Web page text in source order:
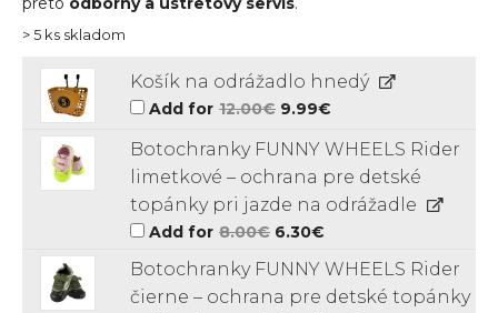
> 5 ks skladom
Košík na odrážadlo hnedý
Add for 12.00€ Original
price
12.00€.
9.99€
9.99€.
Botochranky FUNNY WHEELS Rider
limetkové – ochrana pre detské
topánky pri jazde na odrážadle
Add for 8.00€ Original
price
8.00€.
6.30€
6.30€.
Botochranky FUNNY WHEELS Rider
čierne – ochrana pre detské topánky